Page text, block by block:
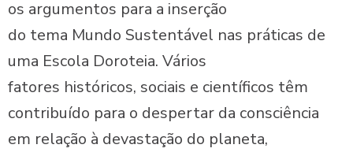
os argumentos para a inserção
do tema Mundo Sustentável nas práticas de
uma Escola Doroteia. Vários
fatores históricos, sociais e científicos têm
contribuído para o despertar da consciência
em relação à devastação do planeta,